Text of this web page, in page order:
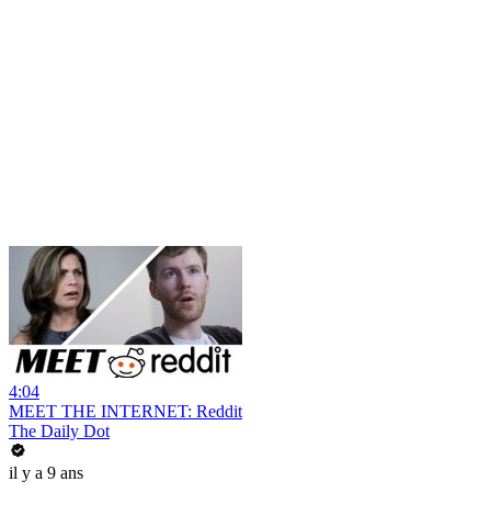
4:04
MEET THE INTERNET: Reddit
The Daily Dot
il y a 9 ans